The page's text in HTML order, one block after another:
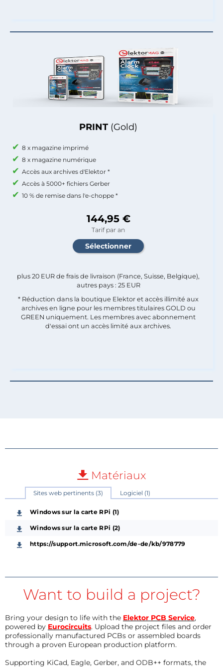
PRINT (Gold)
8 x magazine imprimé
8 x magazine numérique
Accès aux archives d'Elektor *
Accès à 5000+ fichiers Gerber
10 % de remise dans l'e-choppe *
144,95 €
Tarif par an
plus 20 EUR de frais de livraison (France, Suisse, Belgique),
autres pays : 25 EUR
* Réduction dans la boutique Elektor et accès illimité aux
archives en ligne pour les membres titulaires GOLD ou
GREEN uniquement. Les membres avec abonnement
d'essai ont un accès limité aux archives.
Matériaux
Sites web pertinents (3) Logiciel (1)
Windows sur la carte RPi (1)
Windows sur la carte RPi (2)
https://support.microsoft.com/de-de/kb/978779
Want to build a project?
Bring your design to life with the Elektor PCB Service,
powered by Eurocircuits. Upload the project files and order
professionally manufactured PCBs or assembled boards
through a proven European production platform.
Supporting KiCad, Eagle, Gerber, and ODB++ formats, the